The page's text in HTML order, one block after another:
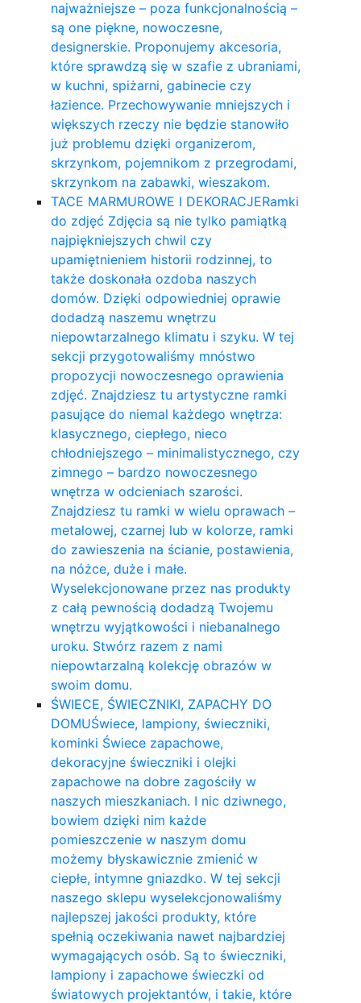
najważniejsze – poza funkcjonalnością –
są one piękne, nowoczesne,
designerskie. Proponujemy akcesoria,
które sprawdzą się w szafie z ubraniami,
w kuchni, spiżarni, gabinecie czy
łazience. Przechowywanie mniejszych i
większych rzeczy nie będzie stanowiło
już problemu dzięki organizerom,
skrzynkom, pojemnikom z przegrodami,
skrzynkom na zabawki, wieszakom.
TACE MARMUROWE I DEKORACJERamki
do zdjęć Zdjęcia są nie tylko pamiątką
najpiękniejszych chwil czy
upamiętnieniem historii rodzinnej, to
także doskonała ozdoba naszych
domów. Dzięki odpowiedniej oprawie
dodadzą naszemu wnętrzu
niepowtarzalnego klimatu i szyku. W tej
sekcji przygotowaliśmy mnóstwo
propozycji nowoczesnego oprawienia
zdjęć. Znajdziesz tu artystyczne ramki
pasujące do niemal każdego wnętrza:
klasycznego, ciepłego, nieco
chłodniejszego – minimalistycznego, czy
zimnego – bardzo nowoczesnego
wnętrza w odcieniach szarości.
Znajdziesz tu ramki w wielu oprawach –
metalowej, czarnej lub w kolorze, ramki
do zawieszenia na ścianie, postawienia,
na nóżce, duże i małe.
Wyselekcjonowane przez nas produkty
z całą pewnością dodadzą Twojemu
wnętrzu wyjątkowości i niebanalnego
uroku. Stwórz razem z nami
niepowtarzalną kolekcję obrazów w
swoim domu.
ŚWIECE, ŚWIECZNIKI, ZAPACHY DO
DOMUŚwiece, lampiony, świeczniki,
kominki Świece zapachowe,
dekoracyjne świeczniki i olejki
zapachowe na dobre zagościły w
naszych mieszkaniach. I nic dziwnego,
bowiem dzięki nim każde
pomieszczenie w naszym domu
możemy błyskawicznie zmienić w
ciepłe, intymne gniazdko. W tej sekcji
naszego sklepu wyselekcjonowaliśmy
najlepszej jakości produkty, które
spełnią oczekiwania nawet najbardziej
wymagających osób. Są to świeczniki,
lampiony i zapachowe świeczki od
światowych projektantów, i takie, które